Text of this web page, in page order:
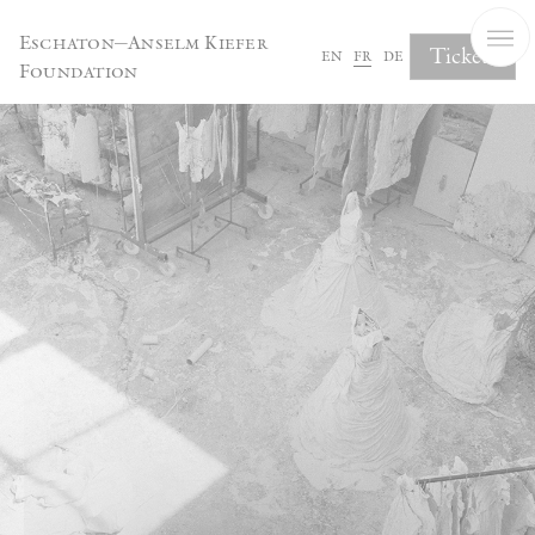
Eschaton—Anselm Kiefer
Foundation
en fr de Tickets